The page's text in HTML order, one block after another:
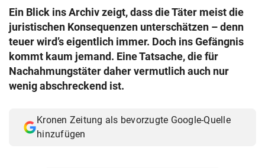
search
eingeben
© Krone Multimedia GmbH & Co KG 2026
Muthgasse 2, 1190 Wien
Ein Blick ins Archiv zeigt, dass die Täter meist die
juristischen Konsequenzen unterschätzen – denn
teuer wird’s eigentlich immer. Doch ins Gefängnis
kommt kaum jemand. Eine Tatsache, die für
Nachahmungstäter daher vermutlich auch nur
wenig abschreckend ist.
Kronen Zeitung als bevorzugte Google-Quelle
hinzufügen